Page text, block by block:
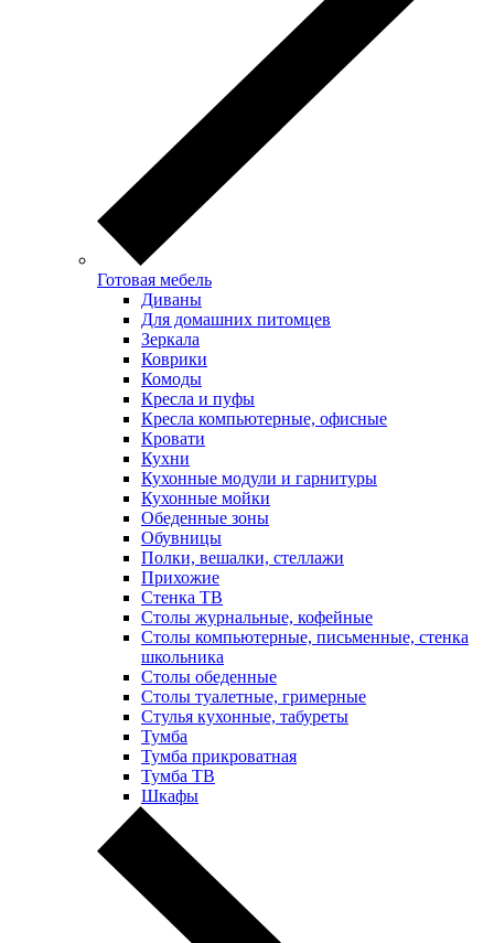
Готовая мебель
Диваны
Для домашних питомцев
Зеркала
Коврики
Комоды
Кресла и пуфы
Кресла компьютерные, офисные
Кровати
Кухни
Кухонные модули и гарнитуры
Кухонные мойки
Обеденные зоны
Обувницы
Полки, вешалки, стеллажи
Прихожие
Стенка ТВ
Столы журнальные, кофейные
Столы компьютерные, письменные, стенка
школьника
Столы обеденные
Столы туалетные, гримерные
Стулья кухонные, табуреты
Тумба
Тумба прикроватная
Тумба ТВ
Шкафы